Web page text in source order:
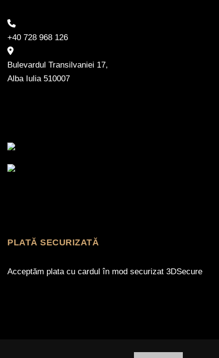
+40 728 968 126
Bulevardul Transilvaniei 17,
Alba Iulia 510007
PLATĂ SECURIZATĂ
Acceptăm plata cu cardul în mod securizat 3DSecure